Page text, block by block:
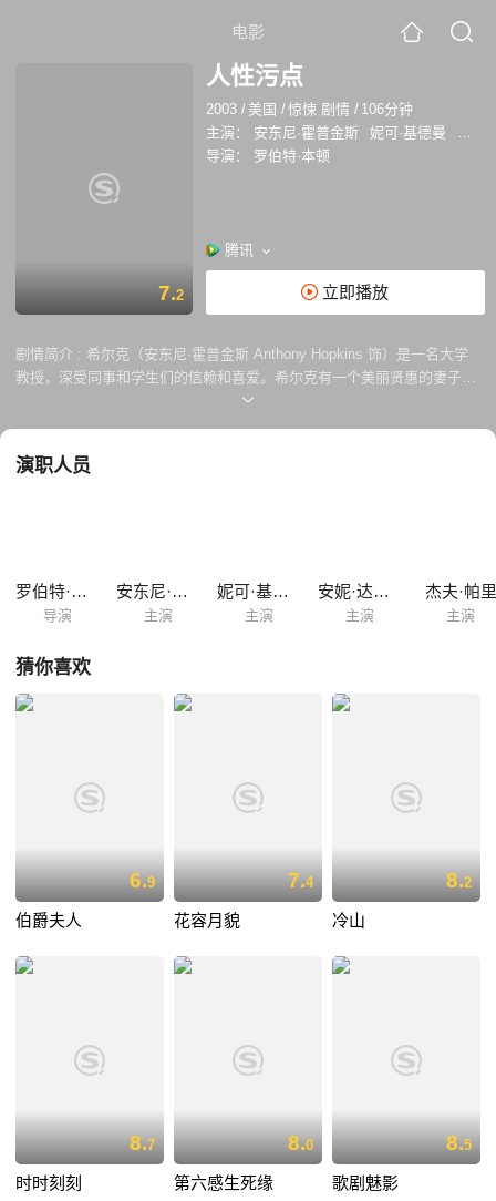
电影
7.2
人性污点
2003 / 美国 /惊悚 剧情 / 106分钟
主演：
安东尼·霍普金斯 妮可·基德曼
温特
导演：
罗伯特·本顿
腾讯
立即播放
剧情简介 : 希尔克（安东尼·霍普金斯 Anthony Hopkins 饰）是一名大学
教授，深受同事和学生们的信赖和喜爱。希尔克有一个美丽贤惠的妻子和
三个伶俐可爱的孩子，他的生活堪称人生赢家的典范。然而，在希尔克的
内心里充满了自卑。 某日，希尔克在课堂上的一个无心的用词让他的生活
演职人员
罗伯特·本顿
导演
安东尼·霍普金斯
主演
妮可·基德曼
主演
安妮·达德克
主演
杰夫·帕里
主演
猜你喜欢
6.9
伯爵夫人
7.4
花容月貌
8.2
冷山
8.7
时时刻刻
8.0
第六感生死缘
8.5
歌剧魅影